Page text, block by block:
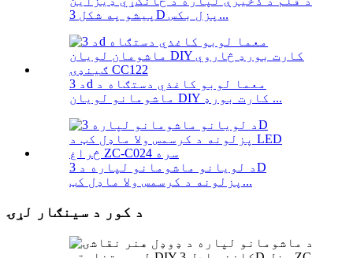
پیشو په شکل 3D پزل بکس...
د 3d معما لوبو کاغذي دستګاه د
ماشومانو لویان DIY کارت بورډ ...
د لویانو ماشومانو لپاره د 3D
پزلونه د کرسمس ولا ماډل کټ...
د کور د سينګار لړۍ